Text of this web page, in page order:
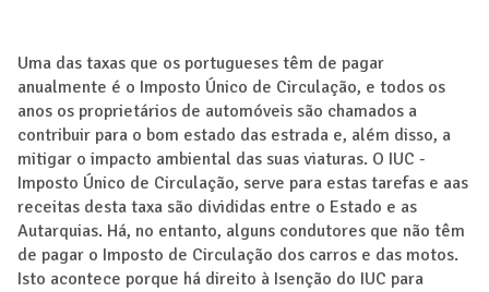
Uma das taxas que os portugueses têm de pagar
anualmente é o Imposto Único de Circulação, e todos os
anos os proprietários de automóveis são chamados a
contribuir para o bom estado das estrada e, além disso, a
mitigar o impacto ambiental das suas viaturas. O IUC -
Imposto Único de Circulação, serve para estas tarefas e aas
receitas desta taxa são divididas entre o Estado e as
Autarquias. Há, no entanto, alguns condutores que não têm
de pagar o Imposto de Circulação dos carros e das motos.
Isto acontece porque há direito à Isenção do IUC para